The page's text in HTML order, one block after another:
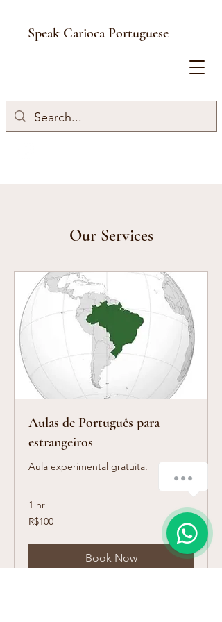
Speak Carioca Portuguese
Our Services
Aulas de Português para
estrangeiros
Aula experimental gratuita.
1 hr
100
Brazilian
R$100
Book Now